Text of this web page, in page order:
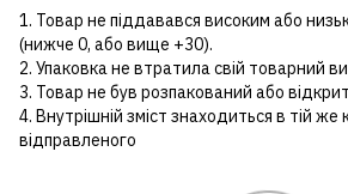
1. Товар не піддавався високим або
(нижче 0, або вище +30).
2. Упаковка не втратила свій товарний
3. Товар не був розпакований або
4. Внутрішній зміст знаходиться в тій же
відправленого